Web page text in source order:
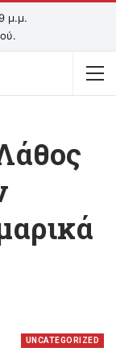
μ.μ.
UNCATEGORIZED